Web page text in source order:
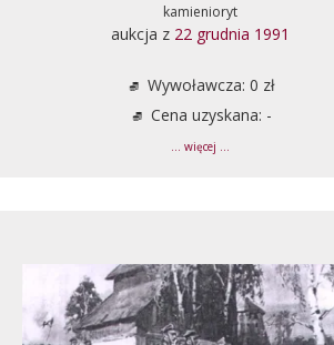
kamienioryt
aukcja z 22 grudnia 1991
Wywoławcza: 0 zł
Cena uzyskana: -
... więcej ...